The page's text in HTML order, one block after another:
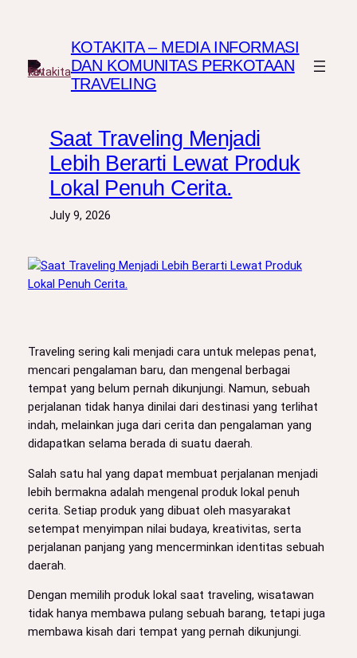
KOTAKITA – MEDIA INFORMASI
DAN KOMUNITAS PERKOTAAN
TRAVELING
Saat Traveling Menjadi
Lebih Berarti Lewat Produk
Lokal Penuh Cerita.
July 9, 2026
Traveling sering kali menjadi cara untuk melepas penat,
mencari pengalaman baru, dan mengenal berbagai
tempat yang belum pernah dikunjungi. Namun, sebuah
perjalanan tidak hanya dinilai dari destinasi yang terlihat
indah, melainkan juga dari cerita dan pengalaman yang
didapatkan selama berada di suatu daerah.
Salah satu hal yang dapat membuat perjalanan menjadi
lebih bermakna adalah mengenal produk lokal penuh
cerita. Setiap produk yang dibuat oleh masyarakat
setempat menyimpan nilai budaya, kreativitas, serta
perjalanan panjang yang mencerminkan identitas sebuah
daerah.
Dengan memilih produk lokal saat traveling, wisatawan
tidak hanya membawa pulang sebuah barang, tetapi juga
membawa kisah dari tempat yang pernah dikunjungi.